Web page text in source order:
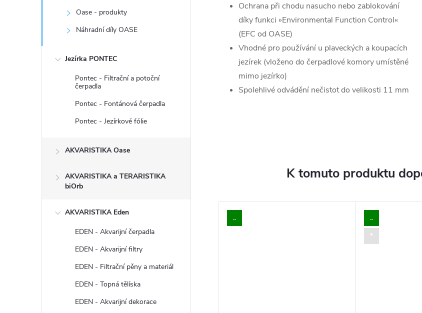
Oase - produkty
Náhradní díly OASE
Jezírka PONTEC
Pontec - Filtrační a potoční
čerpadla
Pontec - Fontánová čerpadla
Pontec - Jezírkové fólie
AKVARISTIKA Oase
AKVARISTIKA a TERARISTIKA
biOrb
AKVARISTIKA Eden
EDEN - Akvarijní čerpadla
EDEN - Akvarijní filtry
EDEN - Filtrační pěny a materiál
EDEN - Topná tělíska
EDEN - Akvarijní dekorace
Ochrana při chodu nasucho nebo zablokování
díky funkci »Environmental Function Control«
(EFC od OASE)
Vhodné pro používání u plaveckých a koupacích
jezírek (vloženo do čerpadlové komory umístěné
mimo jezírko)
Spolehlivé odvádění nečistot do velikosti 11 mm
K tomuto produktu
..
..
*